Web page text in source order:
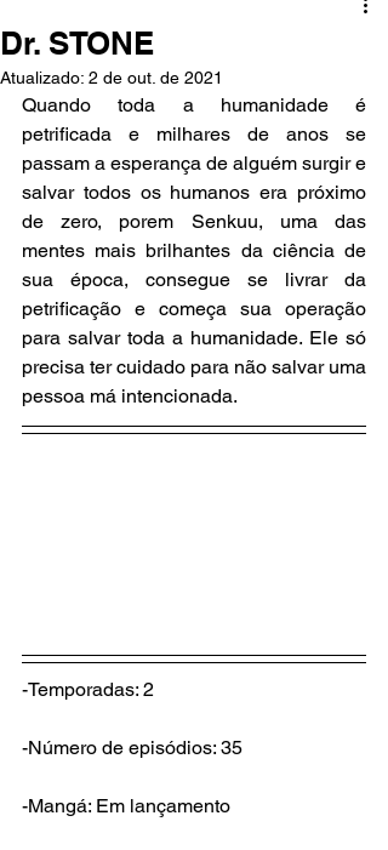
Dr. STONE
Atualizado: 2 de out. de 2021
Quando toda a humanidade é
petrificada e milhares de anos se
passam a esperança de alguém surgir e
salvar todos os humanos era próximo
de zero, porem Senkuu, uma das
mentes mais brilhantes da ciência de
sua época, consegue se livrar da
petrificação e começa sua operação
para salvar toda a humanidade. Ele só
precisa ter cuidado para não salvar uma
pessoa má intencionada.
-Temporadas: 2
-Número de episódios: 35
-Mangá: Em lançamento